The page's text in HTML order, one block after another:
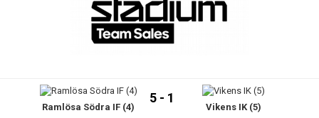
BILDGALLERIRamlösa Södra IF (4)
5 - 1
Vikens IK (5)